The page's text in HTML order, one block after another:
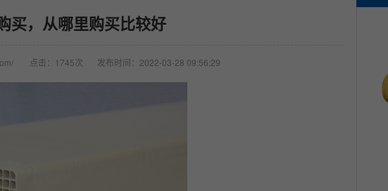
买，从哪里购买比较好
点击：1745次 发布时间：2022-03-28 09:56:29